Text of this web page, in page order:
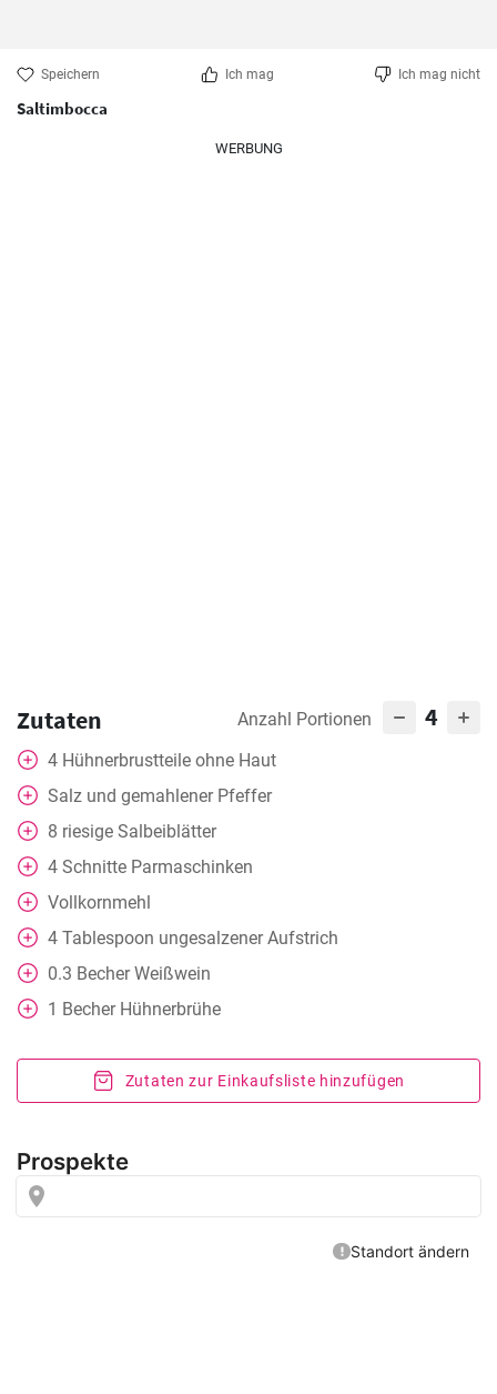
Speichern Ich mag Ich mag nicht
Saltimbocca
WERBUNG
Zutaten Anzahl Portionen 4
4 Hühnerbrustteile ohne Haut
Salz und gemahlener Pfeffer
8 riesige Salbeiblätter
4 Schnitte Parmaschinken
Vollkornmehl
4 Tablespoon ungesalzener Aufstrich
0.3 Becher Weißwein
1 Becher Hühnerbrühe
Zutaten zur Einkaufsliste hinzufügen